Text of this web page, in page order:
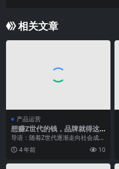
相关文章
产品运营
想赚Z世代的钱，品牌就得这
么干！
导语：随着Z世代逐渐走向社会成为
炙手可热的消费主力，得Z世代得天
下，早已经形成了...
4 年前 10